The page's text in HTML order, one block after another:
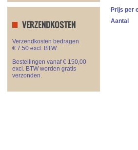
VERZENDKOSTEN
Verzendkosten bedragen
€ 7.50 excl. BTW
Bestellingen vanaf € 150,00
excl. BTW worden gratis
verzonden.
Prijs per
Aantal